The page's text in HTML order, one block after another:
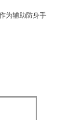
为辅助防身手